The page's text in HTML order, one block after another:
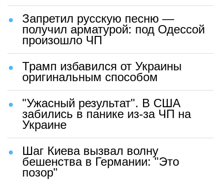
Запретил русскую песню —
получил арматурой: под Одессой
произошло ЧП
Трамп избавился от Украины
оригинальным способом
"Ужасный результат". В США
забились в панике из-за ЧП на
Украине
Шаг Киева вызвал волну
бешенства в Германии: "Это
позор"